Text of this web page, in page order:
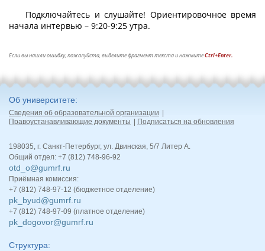
Подключайтесь и слушайте! Ориентировочное время
начала интервью – 9:20-9:25 утра.
Если вы нашли ошибку, пожалуйста, выделите фрагмент текста и нажмитеCtrl+Enter.
Об университете
Сведения об образовательной организации
Правоустанавливающие документы
Подписаться на обновления
198035, г. Санкт-Петербург, ул. Двинская, 5/7 Литер А.
Общий отдел: +7 (812) 748-96-92
otd_o@gumrf.ru
Приёмная комиссия:
+7 (812) 748-97-12 (бюджетное отделение)
pk_byud@gumrf.ru
+7 (812) 748-97-09 (платное отделение)
pk_dogovor@gumrf.ru
Структура